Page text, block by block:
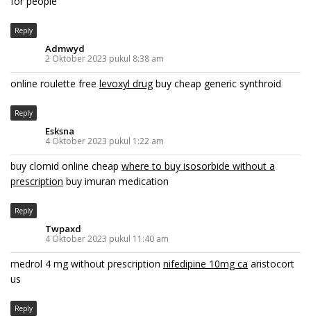
Reply
Admwyd
2 Oktober 2023 pukul 8:38 am
online roulette free levoxyl drugbuy cheap generic synthroid
Reply
Esksna
4 Oktober 2023 pukul 1:22 am
buy clomid online cheap where to buy isosorbide without a
prescription buy imuran medication
Reply
Twpaxd
4 Oktober 2023 pukul 11:40 am
medrol 4 mg without prescription nifedipine 10mg ca aristocort
us
Reply